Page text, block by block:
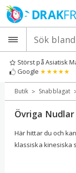
Hoppa
till
innehåll
Störst på Asiatisk
Google ★★★★★
Butik > Snabblagat
Övriga Nudlar
Här hittar du och
klassiska kinesiska
snabbnudlar och